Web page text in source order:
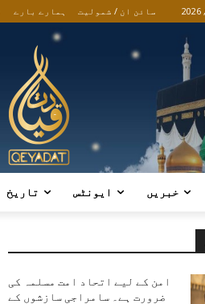
سائن ان / شمولیت ہمارے بارے
خبریں ایونٹس تاریخ
امن کے لیے اتحاد امت مسلمہ کی
ضرورت ہے۔ سامراجی سازشوں کے